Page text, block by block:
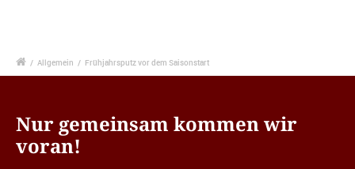
/ Allgemein / Frühjahrsputz vor dem Saisonstart
Nur gemeinsam kommen wir
voran!